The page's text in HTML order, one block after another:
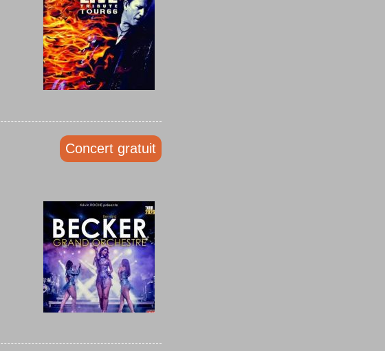
Concert gratuit